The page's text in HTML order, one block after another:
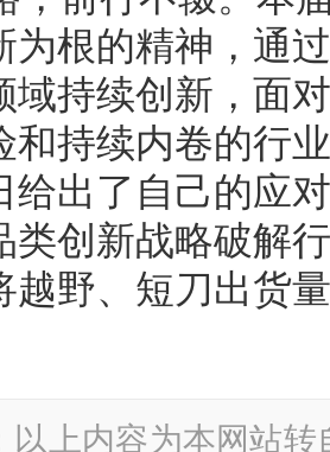
为根的精神，通
域持续创新，面
和持续内卷的行
给出了自己的应
类创新战略破解
越野、短刀出货
以上内容为本网站